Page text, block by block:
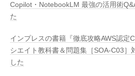
Copilot・NotebookLM 最強の活用術
た
インプレスの書籍『徹底攻略AWS認定
シエイト教科書＆問題集［SOA-C03］
した